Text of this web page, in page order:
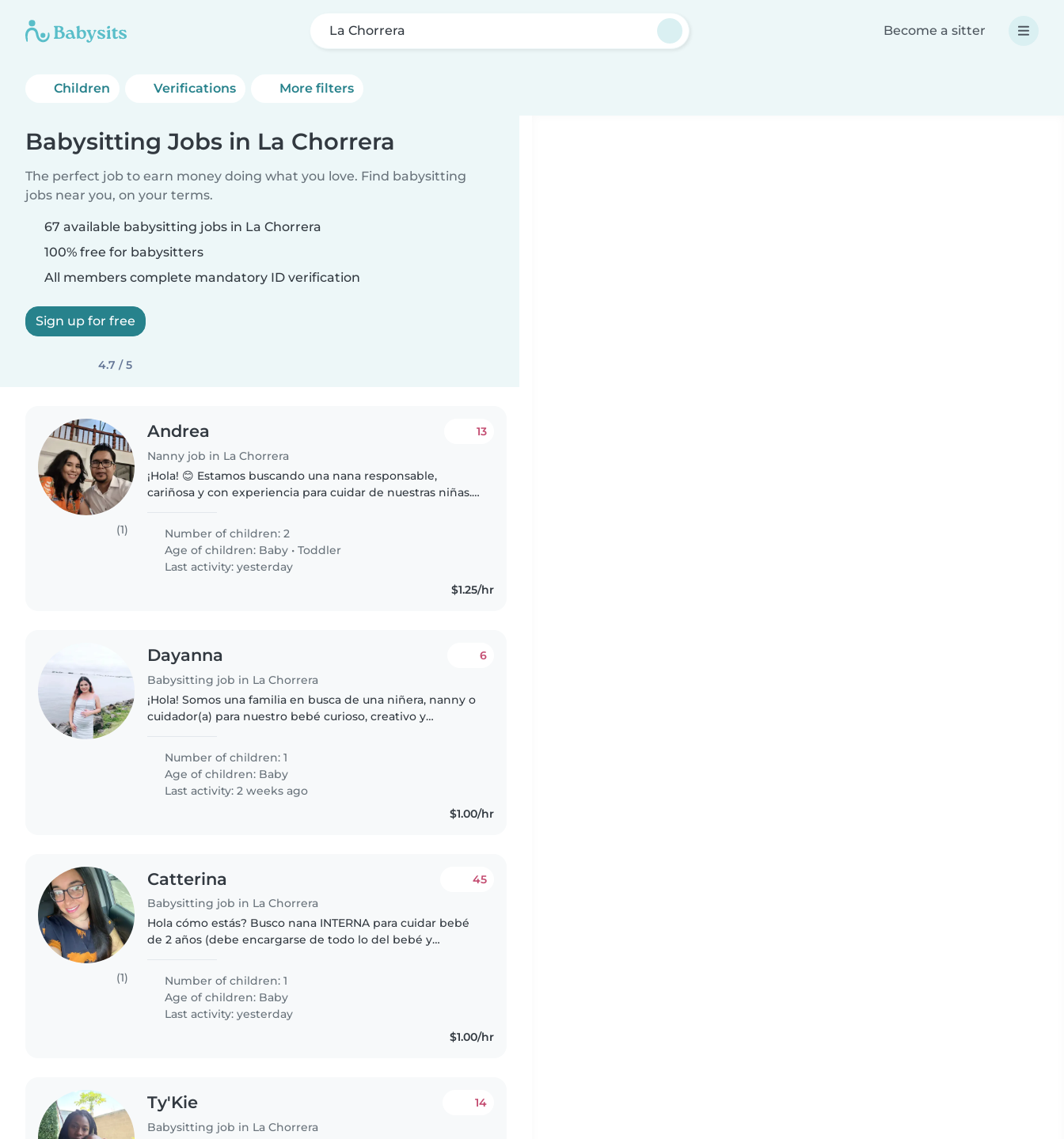
La Chorrera Become a sitter
Children Verifications More filters
Babysitting Jobs in La Chorrera
The perfect job to earn money doing what you love. Find babysitting
jobs near you, on your terms.
67 available babysitting jobs in La Chorrera
100% free for babysitters
All members complete mandatory ID verification
Sign up for free
4.7 / 5
(1)
Andrea
Nanny job in La Chorrera
13
¡Hola! 😊 Estamos buscando una nana responsable,
cariñosa y con experiencia para cuidar de nuestras niñas.
paciente, atenta, confiable..
Number of children: 2
Age of children: Baby •Toddler
Last activity: yesterday
$1.25/hr
Dayanna
Babysitting job in La Chorrera
6
¡Hola! Somos una familia en busca de una niñera, nanny o
cuidador(a) para nuestro bebé curioso, creativo y
Number of children: 1
Age of children: Baby
Last activity: 2 weeks ago
$1.00/hr
(1)
Catterina
Babysitting job in La Chorrera
45
Hola cómo estás? Busco nana INTERNA para cuidar bebé
de 2 años (debe encargarse de todo lo del bebé y
importante que sea RESPONSABLE,..
Number of children: 1
Age of children: Baby
Last activity: yesterday
$1.00/hr
Ty'Kie
Babysitting job in La Chorrera
14